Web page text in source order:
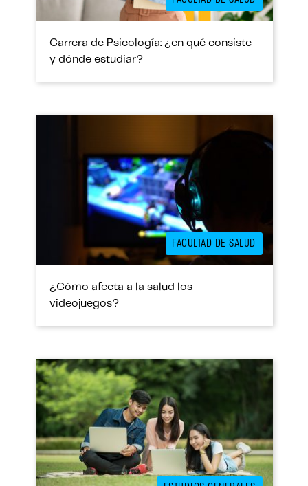
Carrera de Psicología: ¿en qué consiste
y dónde estudiar?
FACULTAD DE SALUD
¿Cómo afecta a la salud los
videojuegos?